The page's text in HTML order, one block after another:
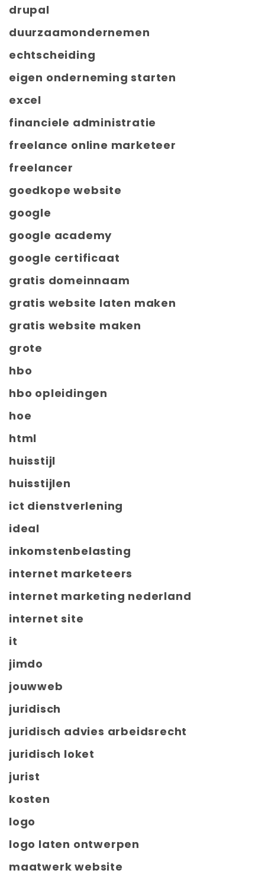
drupal
duurzaamondernemen
echtscheiding
eigen onderneming starten
excel
financiele administratie
freelance online marketeer
freelancer
goedkope website
google
google academy
google certificaat
gratis domeinnaam
gratis website laten maken
gratis website maken
grote
hbo
hbo opleidingen
hoe
html
huisstijl
huisstijlen
ict dienstverlening
ideal
inkomstenbelasting
internet marketeers
internet marketing nederland
internet site
it
jimdo
jouwweb
juridisch
juridisch advies arbeidsrecht
juridisch loket
jurist
kosten
logo
logo laten ontwerpen
maatwerk website